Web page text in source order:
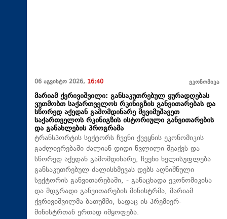
06 აგვისტო 2026, 16:40 ეკონომიკა
მარიამ ქვრივიშვილი: განსაკუთრებულ ყურადღებას
ვუთმობთ საქართველოს რკინიგზის განვითარებას და
სწორედ აქედან გამომდინარე შევიმუშავეთ
საქართველოს რკინიგზის ისტორიული განვითარების
და განახლების პროგრამა
ტრანსპორტის სექტორს ჩვენი ქვეყნის ეკონომიკის
გაძლიერებაში ძალიან დიდი წვლილი შეაქვს და
სწორედ აქედან გამომდინარე, ჩვენი ხელისუფლება
განსაკუთრებულ ძალისხმევას დებს აღნიშნული
სექტორის განვითარებაში, - განაცხადა ეკონომიკისა
და მდგრადი განვითარების მინისტრმა, მარიამ
ქვრივიშვილმა ბათუმში, სადაც ის პრემიერ-
მინისტრთან ერთად იმყოფება.